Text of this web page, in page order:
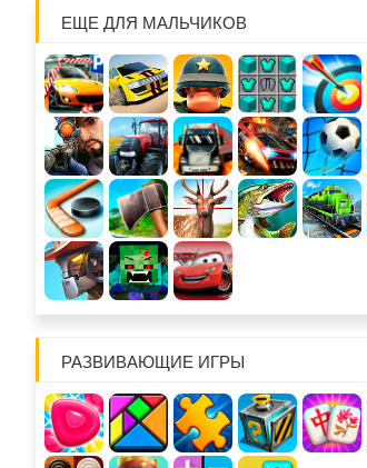
ЕЩЕ ДЛЯ МАЛЬЧИКОВ
РАЗВИВАЮЩИЕ ИГРЫ